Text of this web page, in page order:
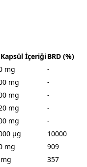
İçeriğiBRD (%)
mg
-
mg
-
mg
-
mg
-
mg
-
µg
10000
mg
909
357